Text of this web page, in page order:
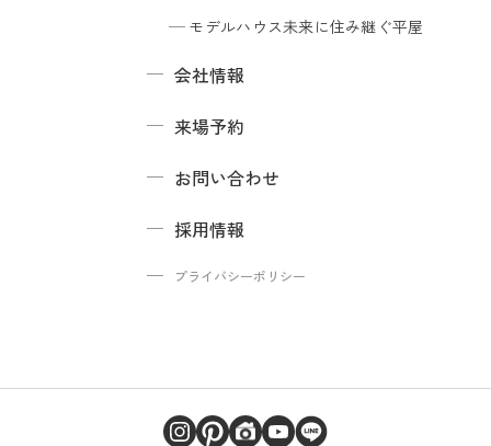
モデルハウス未来に住み継ぐ平屋
会社情報
来場予約
お問い合わせ
採用情報
プライバシーポリシー